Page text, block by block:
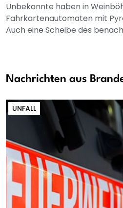
Unbekannte haben in
Fahrkartenautomaten mit
Auch eine Scheibe des
Nachrichten aus
UNFALL